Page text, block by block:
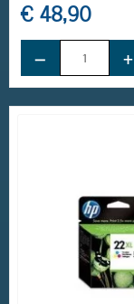
€ 48,90
− +